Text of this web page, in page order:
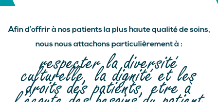
Afin d’offrir à nos patients la plus haute qualité de soins,
nous nous attachons particulièrement à :
respecter la diversité
culturelle, la dignité et les
droits des patients, etre à